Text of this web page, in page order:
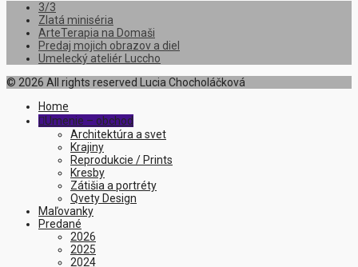
3/3
Zlatá miniséria
ArteTerapia na Domaši
Predaj mojich obrazov a diel
Umelecký ateliér Luccho
© 2026 All rights reserved Lucia Chocholáčková
Home
 Umenie – obchod
Architektúra a svet
Krajiny
Reprodukcie / Prints
Kresby
Zátišia a portréty
Qvety Design
Maľovanky
Predané
2026
2025
2024